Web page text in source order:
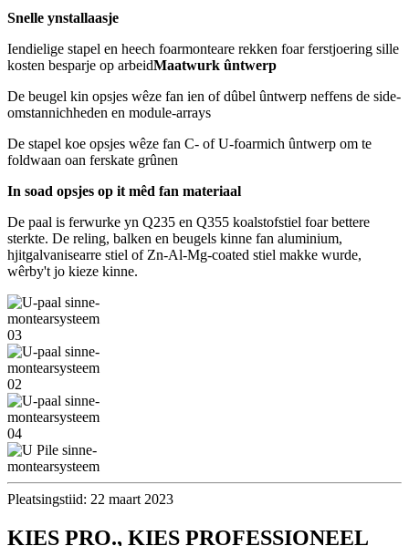
Snelle ynstallaasje
Iendielige stapel en heech foarmonteare rekken foar ferstjoering sille
kosten besparje op arbeidMaatwurk ûntwerp
De beugel kin opsjes wêze fan ien of dûbel ûntwerp neffens de side-
omstannichheden en module-arrays
De stapel koe opsjes wêze fan C- of U-foarmich ûntwerp om te
foldwaan oan ferskate grûnen
In soad opsjes op it mêd fan materiaal
De paal is ferwurke yn Q235 en Q355 koalstofstiel foar bettere
sterkte. De reling, balken en beugels kinne fan aluminium,
hjitgalvanisearre stiel of Zn-Al-Mg-coated stiel makke wurde,
wêrby't jo kieze kinne.
Pleatsingstiid: 22 maart 2023
KIES PRO., KIES PROFESSIONEEL